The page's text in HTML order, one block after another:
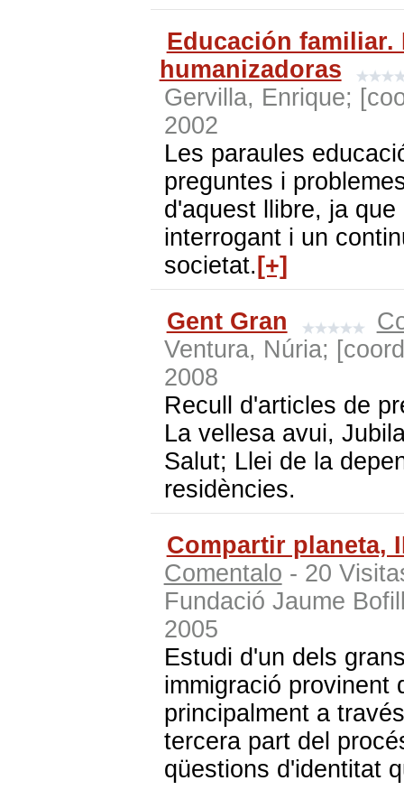
Educación familiar.
humanizadoras
Gervilla, Enrique;
2002
Les paraules
preguntes i
d'aquest llibre, ja
interrogant i un
societat. [+]
Gent Gran
Ventura, Núria;
2008
Recull d'articles de
La vellesa avui,
Salut; Llei de la
residències.
Compartir planeta,
Comentalo - 20
Fundació Jaume
2005
Estudi d'un dels
immigració provinent
principalment a
tercera part del
qüestions d'identitat